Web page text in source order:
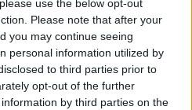
use the below opt-out
Please note that after your
you may continue seeing
personal information utilized by
to third parties prior to
opt-out of the further
by third parties on the
MAS VISTAS